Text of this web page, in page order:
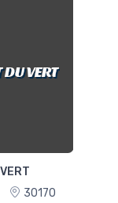
DU VERT
30170